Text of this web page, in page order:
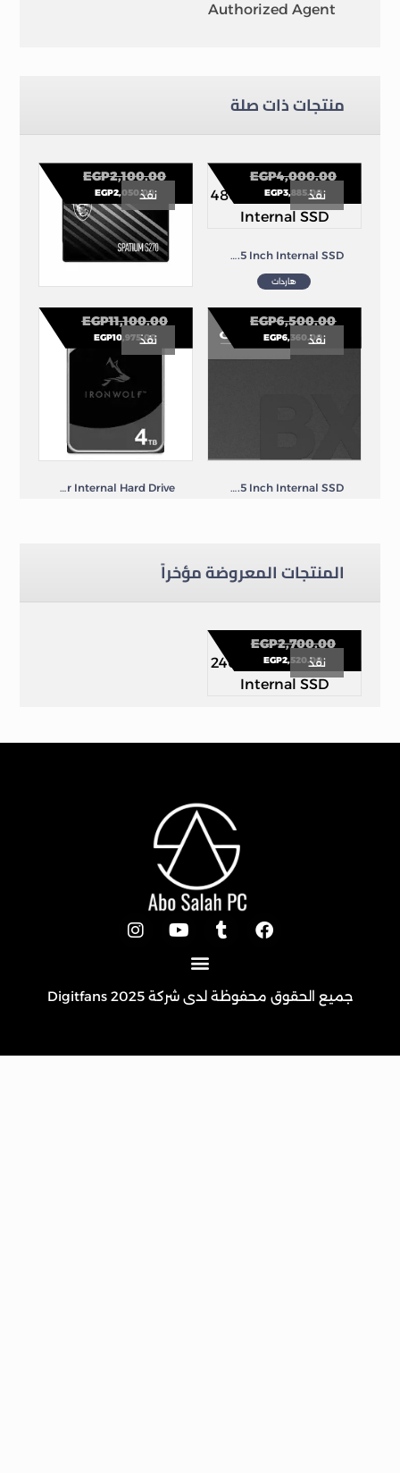
Authorized Agent
منتجات ذات صلة
Kingston A400 480GB SATA 2.5 Inch Internal SSD
هاردات
EGP4,000.00
EGP3,885.00
نفذ
هاردات
EGP2,100.00
EGP2,050.00
نفذ
Crucial BX500 1TB SATA 2.5 Inch Internal SSD
EGP6,500.00
EGP6,360.00
نفذ
Seagate Ironwolf NAS 4TB 3.5 Inch Server Internal Hard Drive
EGP11,100.00
EGP10,975.00
نفذ
المنتجات المعروضة مؤخراً
EGP2,700.00
EGP2,520.00
نفذ
جميع الحقوق محفوظة لدى شركة 2025 Digitfans